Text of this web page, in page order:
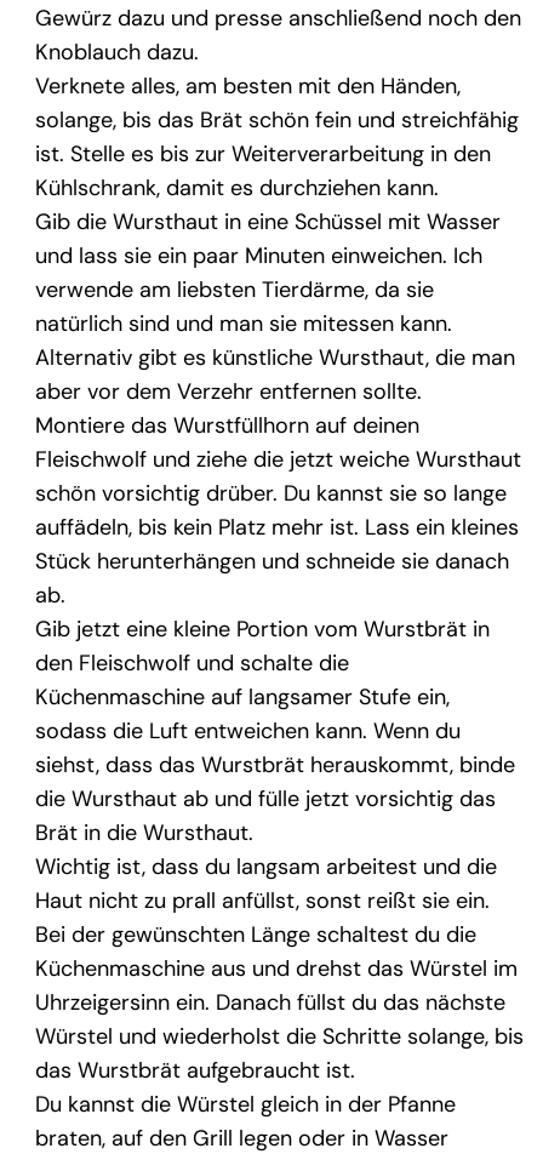
Gewürz dazu und presse anschließend noch den
Knoblauch dazu.
Verknete alles, am besten mit den Händen,
solange, bis das Brät schön fein und streichfähig
ist. Stelle es bis zur Weiterverarbeitung in den
Kühlschrank, damit es durchziehen kann.
Gib die Wursthaut in eine Schüssel mit Wasser
und lass sie ein paar Minuten einweichen. Ich
verwende am liebsten Tierdärme, da sie
natürlich sind und man sie mitessen kann.
Alternativ gibt es künstliche Wursthaut, die man
aber vor dem Verzehr entfernen sollte.
Montiere das Wurstfüllhorn auf deinen
Fleischwolf und ziehe die jetzt weiche Wursthaut
schön vorsichtig drüber. Du kannst sie so lange
auffädeln, bis kein Platz mehr ist. Lass ein kleines
Stück herunterhängen und schneide sie danach
ab.
Gib jetzt eine kleine Portion vom Wurstbrät in
den Fleischwolf und schalte die
Küchenmaschine auf langsamer Stufe ein,
sodass die Luft entweichen kann. Wenn du
siehst, dass das Wurstbrät herauskommt, binde
die Wursthaut ab und fülle jetzt vorsichtig das
Brät in die Wursthaut.
Wichtig ist, dass du langsam arbeitest und die
Haut nicht zu prall anfüllst, sonst reißt sie ein.
Bei der gewünschten Länge schaltest du die
Küchenmaschine aus und drehst das Würstel im
Uhrzeigersinn ein. Danach füllst du das nächste
Würstel und wiederholst die Schritte solange, bis
das Wurstbrät aufgebraucht ist.
Du kannst die Würstel gleich in der Pfanne
braten, auf den Grill legen oder in Wasser